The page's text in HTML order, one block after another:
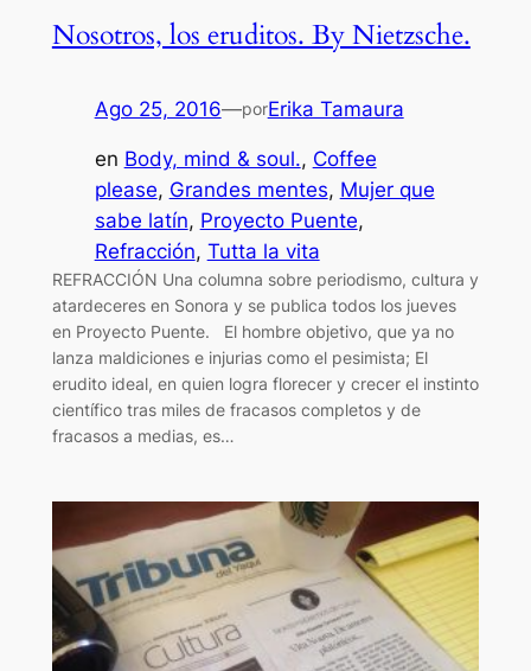
Nosotros, los eruditos. By Nietzsche.
Ago 25, 2016—porErika Tamaura
en Body, mind & soul., Coffee
please, Grandes mentes, Mujer que
sabe latín, Proyecto Puente
Refracción, Tutta la vita
REFRACCIÓN Una columna sobre periodismo, cultura y
atardeceres en Sonora y se publica todos los jueves
en Proyecto Puente. El hombre objetivo, que ya no
lanza maldiciones e injurias como el pesimista; El
erudito ideal, en quien logra florecer y crecer el instinto
científico tras miles de fracasos completos y de
fracasos a medias, es…